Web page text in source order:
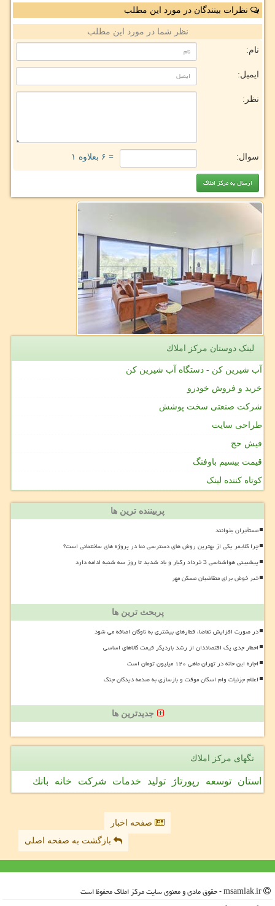
نظرات بینندگان در مورد این مطلب
نظر شما در مورد این مطلب
نام:
ایمیل:
نظر:
سوال: = ۶ بعلاوه ۱
لینک دوستان مركز املاك
آب شیرین کن - دستگاه آب شیرین کن
خرید و فروش خودرو
شرکت صنعتی سخت پوشش
طراحی سایت
فیش حج
قیمت بیسیم باوفنگ
کوتاه کننده لینک
پربیننده ترین ها
مستأجران بخوانند
چرا کلایمر یکی از بهترین روش های دسترسی نما در پروژه های ساختمانی است؟
پیشبینی هواشناسی 3 خرداد رگبار و باد شدید تا روز سه شنبه ادامه دارد
خبر خوش برای متقاضیان مسکن مهر
پربحث ترین ها
در صورت افزایش تقاضا، قطارهای بیشتری به ناوگان اضافه می شود
اخطار جدی یک اقتصاددان از رشد باردیگر قیمت کالاهای اساسی
اجاره این خانه در تهران ماهی ۱۲۰ میلیون تومان است
اعلام جزئیات وام اسکان موقت و بازسازی به صدمه دیدگان جنگ
جدیدترین ها
تگهای مركز املاك
استان توسعه رپورتاژ تولید خدمات شركت خانه بانك
صفحه اخبار
بازگشت به صفحه اصلی